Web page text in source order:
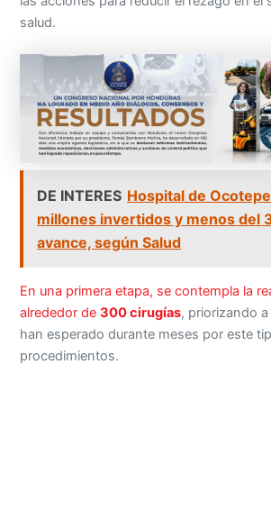
salud.
DE INTERES Hospital de
millones invertidos y menos del
avance, según Salud
En una primera etapa, se contempla la
alrededor de300 cirugías, priorizando
han esperado durante meses por este
procedimientos.